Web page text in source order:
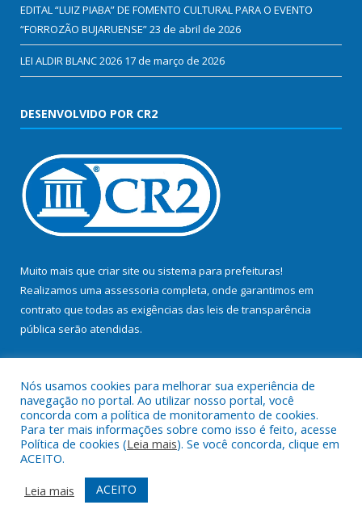
EDITAL “LUIZ PIABA” DE FOMENTO CULTURAL PARA O EVENTO
“FORROZÃO BUJARUENSE”23 de abril de 2026
LEI ALDIR BLANC 2026 17 de março de 2026
DESENVOLVIDO POR CR2
Muito mais que criar site ou sistema para prefeituras!
Realizamos uma assessoria completa, onde garantimos em
contrato que todas as exigências das leis de transparência
pública serão atendidas.
Todos os direitos reservados a Prefeitura Municipal de Bujaru.
Mapa do Site
Acessar Área Administrativa
Nós usamos cookies para melhorar sua experiência de
navegação no portal. Ao utilizar nosso portal, você
concorda com a política de monitoramento de cookies.
Para ter mais informações sobre como isso é feito, acesse
Política de cookies (Leia mais). Se você concorda, clique em
ACEITO.
Leia mais
ACEITO